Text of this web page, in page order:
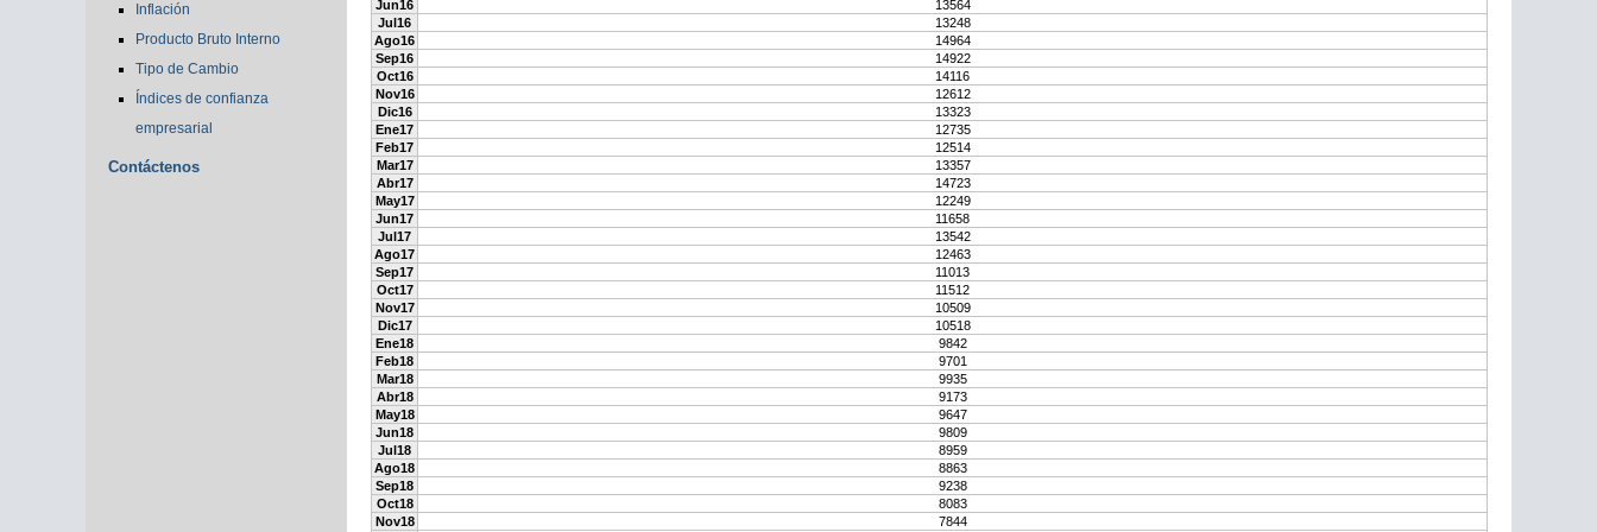
Inflación
Producto Bruto Interno
Tipo de Cambio
Índices de confianza
empresarial
Contáctenos
Jun16
13564
Jul16
13248
Ago16
14964
Sep16
14922
Oct16
14116
Nov16
12612
Dic16
13323
Ene17
12735
Feb17
12514
Mar17
13357
Abr17
14723
May17
12249
Jun17
11658
Jul17
13542
Ago17
12463
Sep17
11013
Oct17
11512
Nov17
10509
Dic17
10518
Ene18
9842
Feb18
9701
Mar18
9935
Abr18
9173
May18
9647
Jun18
9809
Jul18
8959
Ago18
8863
Sep18
9238
Oct18
8083
Nov18
7844